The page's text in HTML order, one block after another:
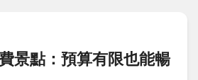
景點：預算有限也能暢